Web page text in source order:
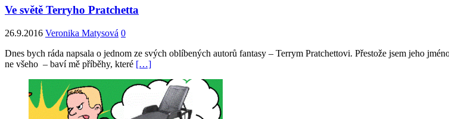
Ve světě Terryho Pratchetta
26.9.2016 Veronika Matysová 0
Dnes bych ráda napsala o jednom ze svých oblíbených autorů fantasy – Terrym Pratchettovi. Přestože jsem jeho
ne všeho – baví mě příběhy, které […]